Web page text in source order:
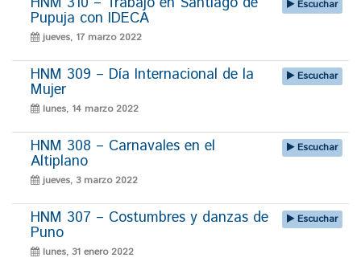
Pupuja con IDECA
jueves, 17 marzo 2022
Escuchar
HNM 309 – Día Internacional de la
Mujer
lunes, 14 marzo 2022
Escuchar
HNM 308 – Carnavales en el
Altiplano
jueves, 3 marzo 2022
Escuchar
HNM 307 – Costumbres y danzas de
Puno
lunes, 31 enero 2022
Escuchar